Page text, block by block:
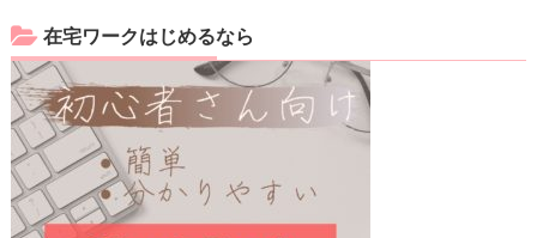
在宅ワークはじめるなら